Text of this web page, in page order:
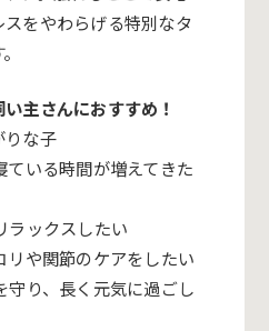
をやわらげる特別なタ
主さんにおすすめ！
りな子
ている時間が増えてきた
ラックスしたい
リや関節のケアをしたい
守り、長く元気に過ごし